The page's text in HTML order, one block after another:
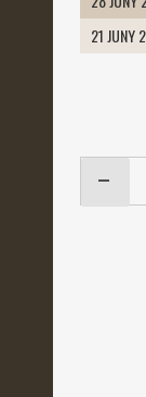
21 JUNY